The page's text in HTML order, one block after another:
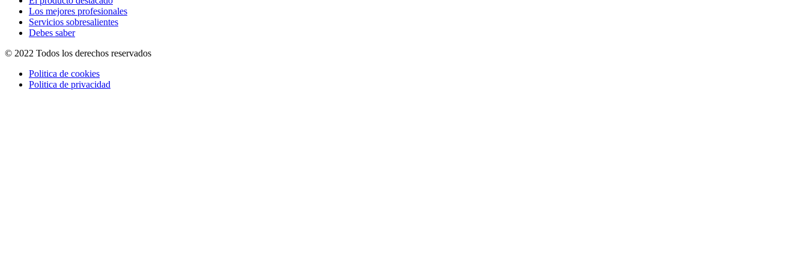
Los mejores profesionales
Servicios sobresalientes
Debes saber
© 2022 Todos los derechos reservados
Politica de cookies
Politica de privacidad